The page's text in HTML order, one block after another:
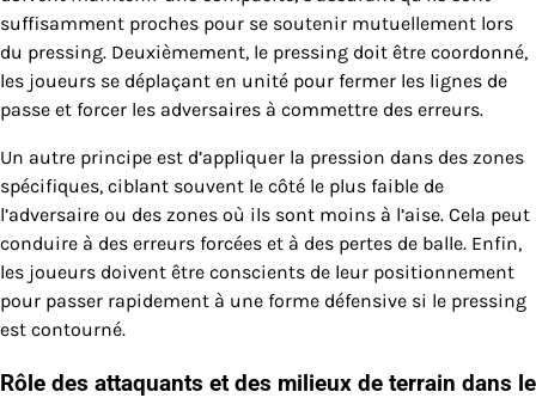
suffisamment proches pour se soutenir mutuellement lors
du pressing. Deuxièmement, le pressing doit être coordonné,
les joueurs se déplaçant en unité pour fermer les lignes de
passe et forcer les adversaires à commettre des erreurs.
Un autre principe est d’appliquer la pression dans des zones
spécifiques, ciblant souvent le côté le plus faible de
l’adversaire ou des zones où ils sont moins à l’aise. Cela peut
conduire à des erreurs forcées et à des pertes de balle. Enfin,
les joueurs doivent être conscients de leur positionnement
pour passer rapidement à une forme défensive si le pressing
est contourné.
Rôle des attaquants et des milieux de terrain dans le